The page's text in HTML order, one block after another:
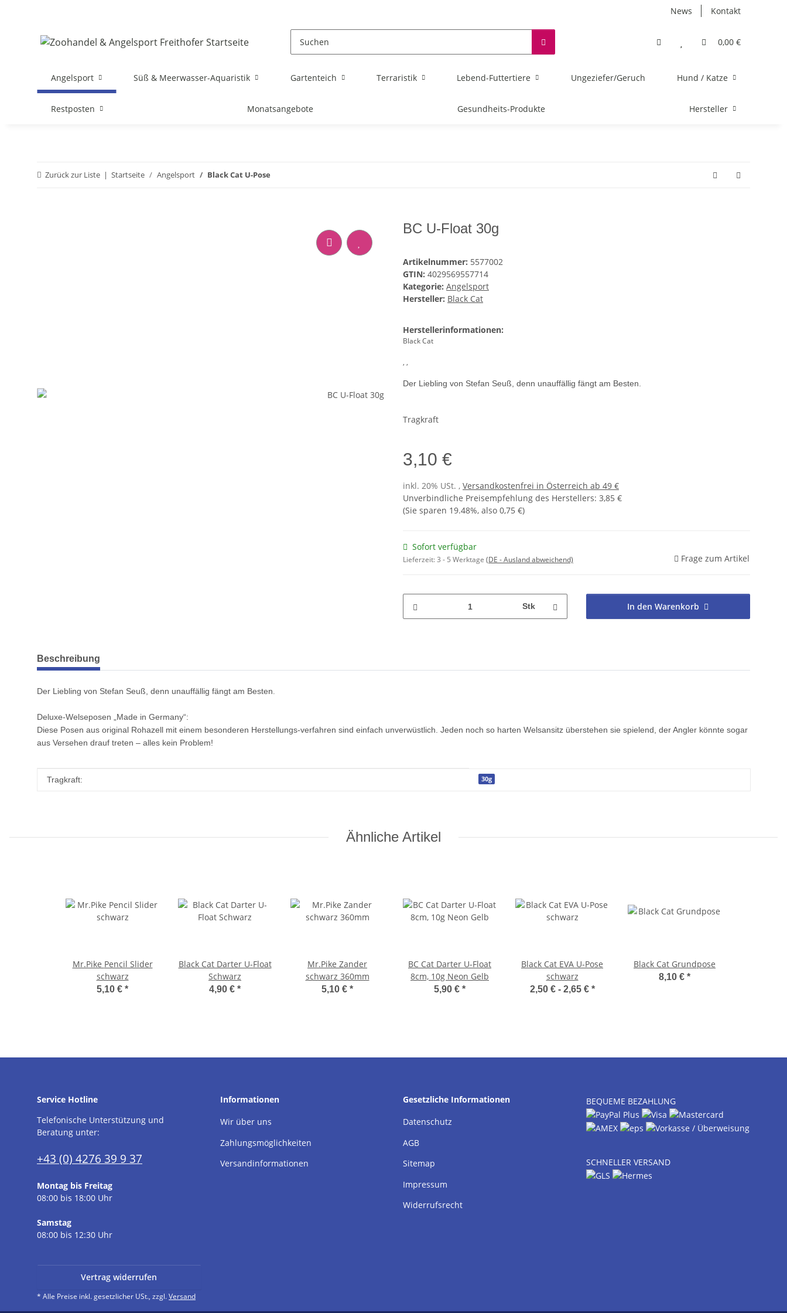
News Kontakt
0,00 €
Angelsport Süß & Meerwasser-Aquaristik Gartenteich Terraristik Lebend-Futtertiere Ungeziefer/Geruch Hund / Katze
Restposten Monatsangebote Gesundheits-Produkte Hersteller
Zurück zur Liste Startseite Angelsport Black Cat U-Pose
BC U-Float 30g
Artikelnummer: 5577002
GTIN: 4029569557714
Kategorie: Angelsport
Hersteller: Black Cat
Herstellerinformationen:
Black Cat
, ,
Der Liebling von Stefan Seuß, denn unauffällig fängt am Besten.
Tragkraft
3,10 €
inkl. 20% USt. , Versandkostenfrei in Österreich ab 49 €
Unverbindliche Preisempfehlung des Herstellers: 3,85 €
(Sie sparen 19.48%, also 0,75 €)
Sofort verfügbar
Lieferzeit:3 - 5 Werktage (DE - Ausland abweichend) Frage zum Artikel
Stk In den Warenkorb
weitere Registerkarten anzeigen
Beschreibung
Der Liebling von Stefan Seuß, denn unauffällig fängt am Besten.
Deluxe-Welseposen „Made in Germany“:
Diese Posen aus original Rohazell mit einem besonderen Herstellungs-verfahren sind einfach unverwüstlich. Jeden noch so harten Welsansitz überstehen sie spielend, der Angler könnte sogar
aus Versehen drauf treten – alles kein Problem!
Produkteigenschaft
Wert
Tragkraft: 30g
Ähnliche Artikel
Mr.Pike Pencil Slider
schwarz
5,10 € *
Black Cat Darter U-Float
Schwarz
4,90 € *
Mr.Pike Zander
schwarz 360mm
5,10 € *
BC Cat Darter U-Float
8cm, 10g Neon Gelb
5,90 € *
Black Cat EVA U-Pose
schwarz
2,50 € - 2,65 € *
Black Cat Grundpose
8,10 € *
Service Hotline
Telefonische Unterstützung und
Beratung unter:
+43 (0) 4276 39 9 37
Montag bis Freitag
08:00 bis 18:00 Uhr
Samstag
08:00 bis 12:30 Uhr
Informationen
Wir über uns
Zahlungsmöglichkeiten
Versandinformationen
Gesetzliche Informationen
Datenschutz
AGB
Sitemap
Impressum
Widerrufsrecht
BEQUEME BEZAHLUNG
SCHNELLER VERSAND
Vertrag widerrufen
* Alle Preise inkl. gesetzlicher USt., zzgl.Versand